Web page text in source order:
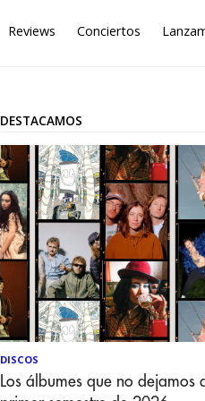
Reviews Conciertos
DESTACAMOS
DISCOS
Los álbumes que no dejamos